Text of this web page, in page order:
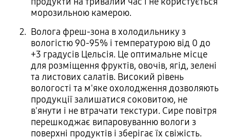
морозильною камерою.
Волога фреш-зона в холодильнику з
вологістю 90-95% і температурою від 0 до
+3 градусів Цельсія. Це оптимальне місце
для розміщення фруктів, овочів, ягід, зелені
та листових салатів. Високий рівень
вологості та м'яке охолодження дозволяють
продукції залишатися соковитою, не
в'янути і не втрачати текстури. Сире повітря
перешкоджає випаровуванню вологи з
поверхні продуктів і зберігає їх свіжість.